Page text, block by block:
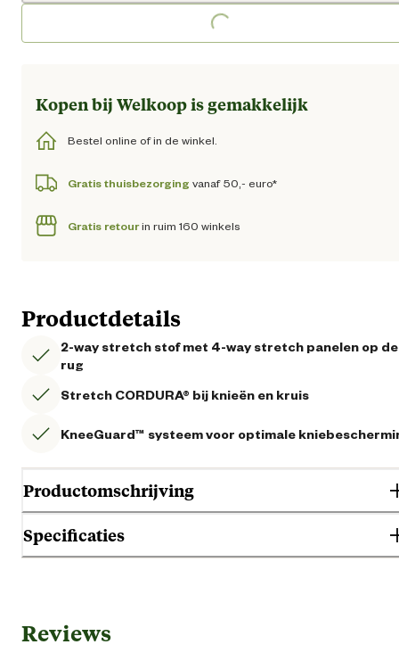
Loading...
Kopen bij Welkoop is gemakkelijk
Bestel online of in de winkel.
Gratis thuisbezorging vanaf 50,- euro*
Gratis retourin ruim 160 winkels
Productdetails
2-way stretch stof met 4-way stretch panelen op de
rug
Stretch CORDURA® bij knieën en kruis
KneeGuard™ systeem voor optimale
Productomschrijving
Specificaties
Geschikt voor geslacht
Reviews